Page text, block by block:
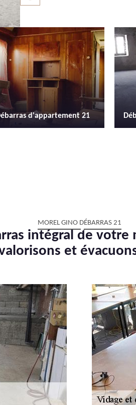
de grenier et cave 21
MOREL GINO DÉBARRAS 21
intégral de votre
et